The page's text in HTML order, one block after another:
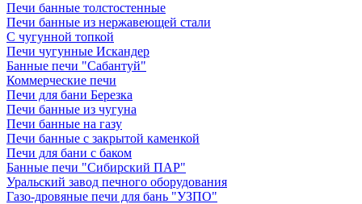
Печи банные толстостенные
Печи банные из нержавеющей стали
С чугунной топкой
Печи чугунные Искандер
Банные печи "Сабантуй"
Коммерческие печи
Печи для бани Березка
Печи банные из чугуна
Печи банные на газу
Печи банные с закрытой каменкой
Печи для бани с баком
Банные печи "Сибирский ПАР"
Уральский завод печного оборудования
Газо-дровяные печи для бань "УЗПО"